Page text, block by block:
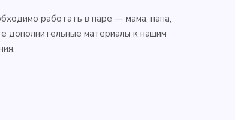
работать в паре — мама, папа,
дополнительные материалы к нашим